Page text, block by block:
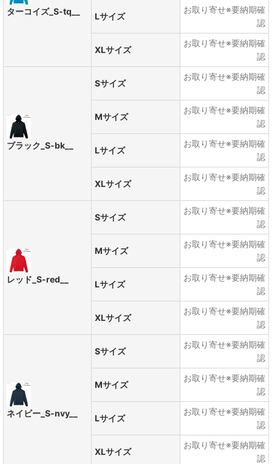
ターコイズ_S-tq__ Lサイズ
お取り寄せ※要納期確
認
XLサイズ
お取り寄せ※要納期確
認
ブラック_S-bk__
Sサイズ
お取り寄せ※要納期確
認
Mサイズ
お取り寄せ※要納期確
認
Lサイズ
お取り寄せ※要納期確
認
XLサイズ
お取り寄せ※要納期確
認
レッド_S-red__
Sサイズ
お取り寄せ※要納期確
認
Mサイズ
お取り寄せ※要納期確
認
Lサイズ
お取り寄せ※要納期確
認
XLサイズ
お取り寄せ※要納期確
認
ネイビー_S-nvy__
Sサイズ
お取り寄せ※要納期確
認
Mサイズ
お取り寄せ※要納期確
認
Lサイズ
お取り寄せ※要納期確
認
XLサイズ
お取り寄せ※要納期確
認